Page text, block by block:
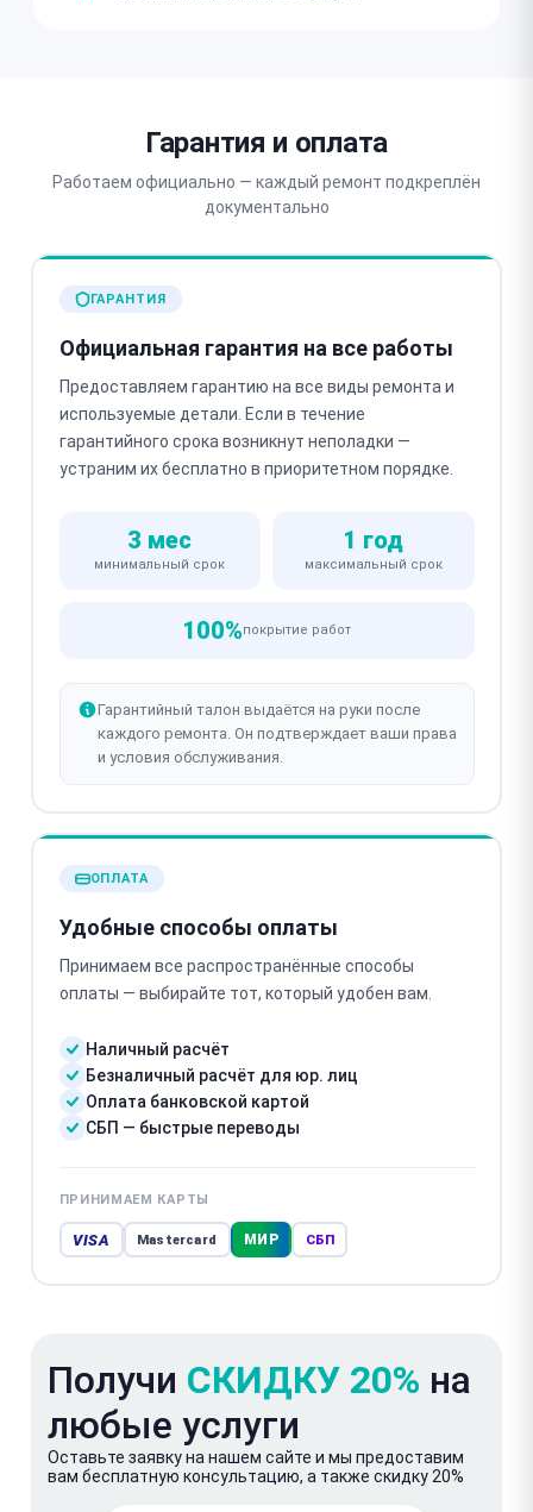
Гарантия и оплата
Работаем официально — каждый ремонт подкреплён
документально
ГАРАНТИЯ
Официальная гарантия на все работы
Предоставляем гарантию на все виды ремонта и
используемые детали. Если в течение
гарантийного срока возникнут неполадки —
устраним их бесплатно в приоритетном порядке.
3 мес
минимальный срок
1 год
максимальный срок
100%покрытие работ
Гарантийный талон выдаётся на руки после
каждого ремонта. Он подтверждает ваши права
и условия обслуживания.
ОПЛАТА
Удобные способы оплаты
Принимаем все распространённые способы
оплаты — выбирайте тот, который удобен вам.
Наличный расчёт
Безналичный расчёт для юр. лиц
Оплата банковской картой
СБП — быстрые переводы
ПРИНИМАЕМ КАРТЫ
VISA Mastercard МИР СБП
Получи СКИДКУ 20% на
любые услуги
Оставьте заявку на нашем сайте и мы предоставим
вам бесплатную консультацию, а также скидку 20%